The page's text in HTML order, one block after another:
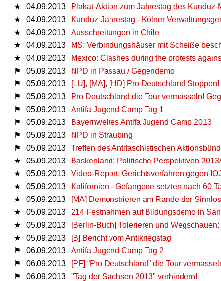
★
04.09.2013
Plakat-Aktion zum Jahrestag des Kunduz-
★
04.09.2013
Kunduz-Jahrestag - Kölner
★
04.09.2013
Ausschreitungen in Chile
★
04.09.2013
MS: Verbindungshäuser mit Scheiße
★
04.09.2013
Mexico: Clashes during the protests
⚑
05.09.2013
NPD in Passau / Gegendemo
⚑
05.09.2013
[LU], [MA], [HD] Pro Deutschland Stoppen!
⚑
05.09.2013
Pro Deutschland die Tour vermasseln!
⚑
05.09.2013
Antifa Jugend Camp Tag 1
⚑
05.09.2013
Bayernweites Antifa Jugend Camp 2013
⚑
05.09.2013
NPD in Straubing
⚑
05.09.2013
Treffen des Antifaschistischen
★
05.09.2013
Baskenland: Politische Perspektiven
★
05.09.2013
Video-Report: Gerichtsverfahren gegen
★
05.09.2013
Kalifornien - Gefangene setzten nach 60
★
05.09.2013
[MA] Demonstrieren am Rande der
★
05.09.2013
214 Festnahmen auf Bildungsdemo in
★
05.09.2013
[Berlin-Buch] Tolerieren und
★
05.09.2013
[B] Bericht vom Antikriegstag
⚑
06.09.2013
Antifa Jugend Camp Tag 2
⚑
06.09.2013
[PF] “Pro Deutschland” die Tour
⚑
06.09.2013
"Tag der Sachsen 2013" verhindern!